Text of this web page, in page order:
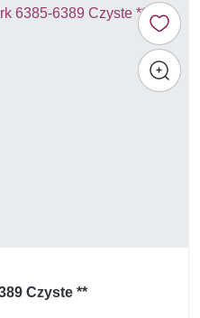
Czyste **